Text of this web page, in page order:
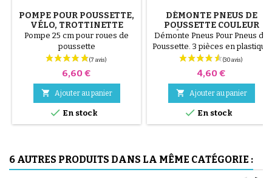
POMPE POUR POUSSETTE,
VÉLO, TROTTINETTE
Pompe 25 cm pour roues de
poussette
Prix
6,60 €
 Ajouter au panier
 En stock
DÉMONTE PNEUS DE
POUSSETTE COULEUR
ALÉATOIRE 1 LOT DE 3
PIÈCES
Démonte Pneus Pour Pneus de
Poussette. 3 pièces en plastique
de haute qualité, couleur
aléatoire, noir, rouge, vert,
jaune et bleu ou 3 pièces en
acier ( gris ) Le montage du
uniquement à la main, cela évite
de percer la chambre à air.
Prix
4,60 €
 Ajouter au panier
 En stock
6 AUTRES PRODUITS DANS LA MÊME CATÉGORIE :